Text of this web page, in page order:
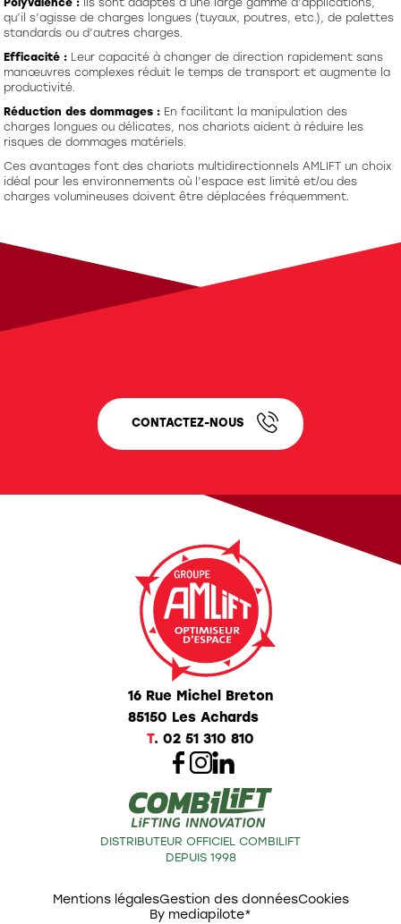
Polyvalence : Ils sont adaptés à une large gamme d’applications,
qu’il s’agisse de charges longues (tuyaux, poutres, etc.), de palettes
standards ou d’autres charges.
Efficacité : Leur capacité à changer de direction rapidement sans
manœuvres complexes réduit le temps de transport et augmente la
productivité.
Réduction des dommages : En facilitant la manipulation des
charges longues ou délicates, nos chariots aident à réduire les
risques de dommages matériels.
Ces avantages font des chariots multidirectionnels AMLIFT un choix
idéal pour les environnements où l’espace est limité et/ou des
charges volumineuses doivent être déplacées fréquemment.
CONTACTEZ-NOUS
16 Rue Michel Breton
85150 Les Achards
T. 02 51 310 810
DISTRIBUTEUR OFFICIEL COMBILIFT
DEPUIS 1998
Mentions légalesGestion des donnéesCookies
By mediapilote*